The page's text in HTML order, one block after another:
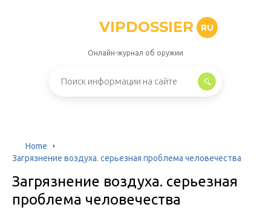
VIPDOSSIER RU
Онлайн-журнал об оружии
Home
Загрязнение воздуха. серьезная проблема человечества
Загрязнение воздуха. серьезная
проблема человечества